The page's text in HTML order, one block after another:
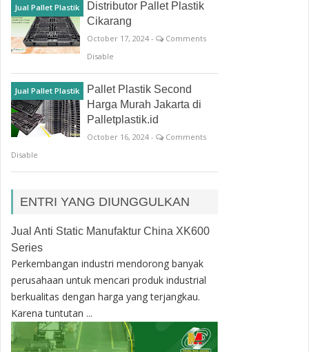
Jual Pallet Plastik
Distributor Pallet Plastik
Cikarang
October 17, 2024 -
Comments
Disable
Jual Pallet Plastik
Pallet Plastik Second
Harga Murah Jakarta di
Palletplastik.id
October 16, 2024 -
Comments
Disable
ENTRI YANG DIUNGGULKAN
Jual Anti Static Manufaktur China XK600
Series
Perkembangan industri mendorong banyak
perusahaan untuk mencari produk industrial
berkualitas dengan harga yang terjangkau.
Karena tuntutan ...